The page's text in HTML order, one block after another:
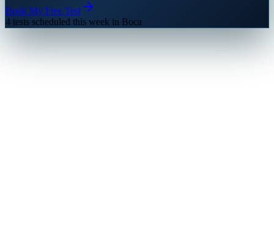
Book My Free Test
4 tests scheduled this week in Boca